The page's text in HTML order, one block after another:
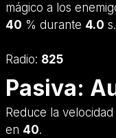
mágico a los
40 % durante 4.0 s.
Radio: 825
Pasiva:
Reduce la
en 40.